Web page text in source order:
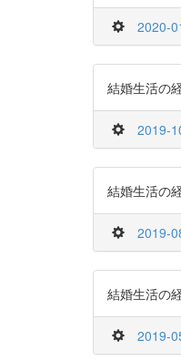
2020-
結婚生活の
2019-
結婚生活の
2019-
結婚生活の
2019-